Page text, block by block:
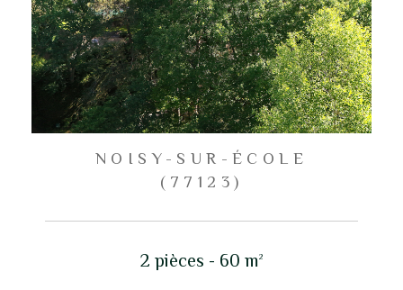
NOISY-SUR-ÉCOLE
(77123)
2 pièces - 60 m²